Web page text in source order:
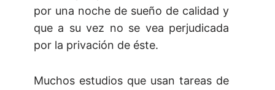
por una noche de sueño de calidad y
que a su vez no se vea perjudicada
por la privación de éste.
Muchos estudios que usan tareas de